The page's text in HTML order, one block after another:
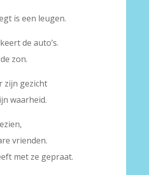
is een leugen.
de auto’s.
zon.
zijn gezicht
waarheid.
vrienden.
met ze gepraat.